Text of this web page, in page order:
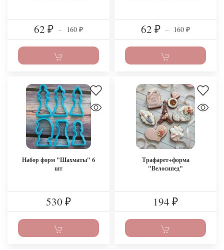
62 ₽ – 160 ₽ 62 ₽ – 160 ₽
Набор форм "Шахматы" 6
шт
530 ₽
Трафарет+форма
"Велосипед"
194 ₽